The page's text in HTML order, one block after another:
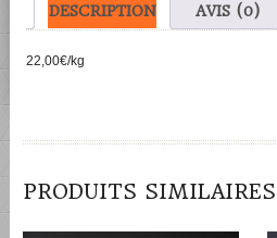
DESCRIPTION AVIS (0)
22,00€/kg
PRODUITS SIMILAIRES
DÉTAILS